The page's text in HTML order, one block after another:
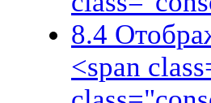
8.4
<span